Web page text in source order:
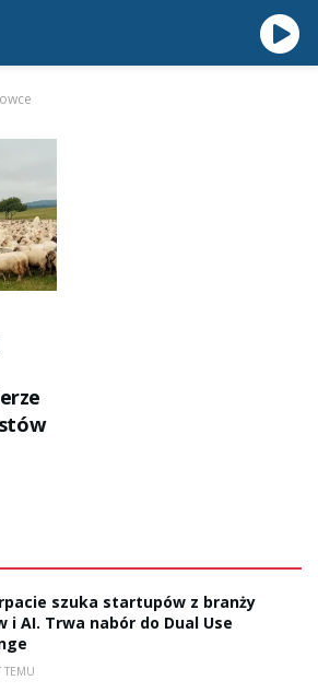
owce
szuka startupów z branży
i AI. Trwa nabór do Dual Use
TEMU